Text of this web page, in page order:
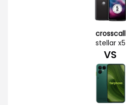
crosscall
stellar x5
VS